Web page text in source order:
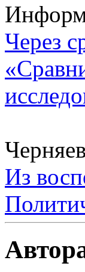
Через
Из